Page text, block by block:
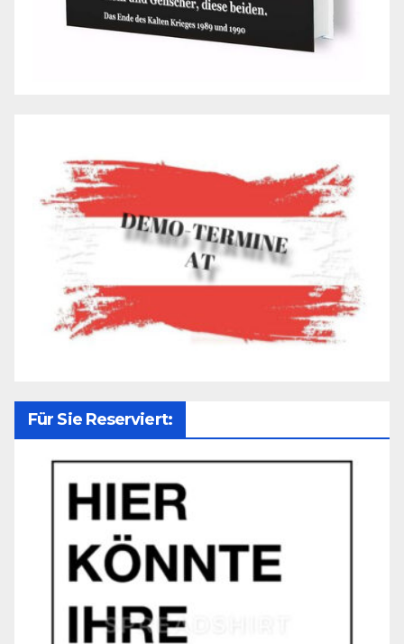
Für Sie Reserviert: